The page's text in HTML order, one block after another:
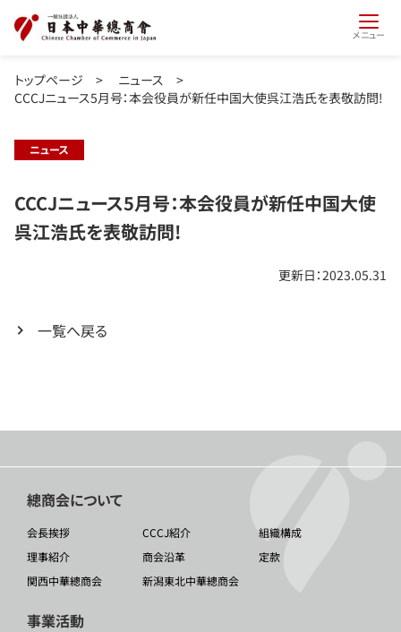
メニュー
トップページ > ニュース >
CCCJニュース5月号：本会役員が新任中国大使呉江浩氏を表敬訪問!
ニュース
CCCJニュース5月号：本会役員が新任中国大使
呉江浩氏を表敬訪問!
更新日：2023.05.31
一覧へ戻る
總商会について
会長挨拶 CCCJ紹介
組織構成
理事紹介
商会沿革
定款
関西中華總商会
新潟東北中華總商会
事業活動